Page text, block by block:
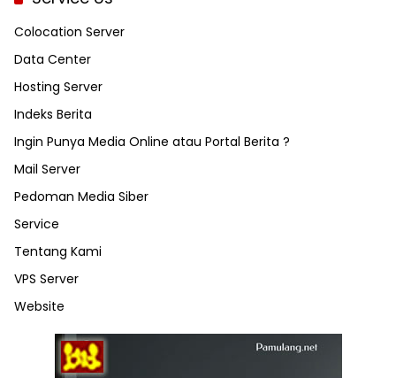
Colocation Server
Data Center
Hosting Server
Indeks Berita
Ingin Punya Media Online atau Portal Berita ?
Mail Server
Pedoman Media Siber
Service
Tentang Kami
VPS Server
Website